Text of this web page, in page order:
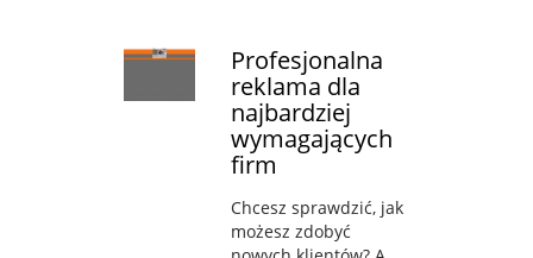
Profesjonalna
reklama dla
najbardziej
wymagających
firm
Chcesz sprawdzić, jak
możesz zdobyć